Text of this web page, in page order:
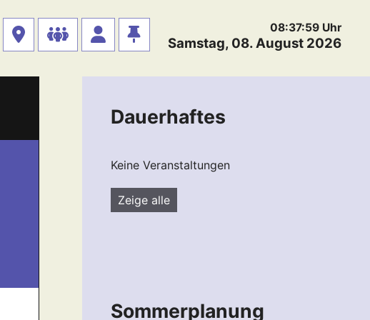
08:38:00 Uhr
Samstag, 08. August 2026
Dauerhaftes
Keine Veranstaltungen
Zeige alle
Sommerplanung